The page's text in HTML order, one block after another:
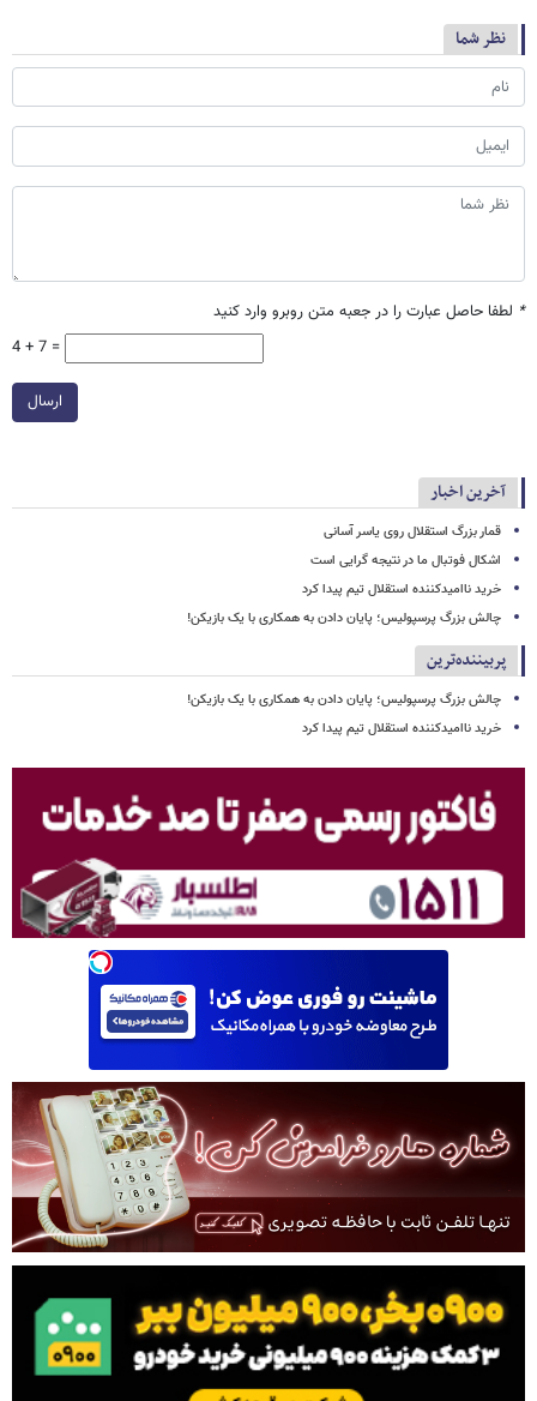
نظر شما
* لطفا حاصل عبارت را در جعبه متن روبرو وارد کنید
4 + 7 =
ارسال
آخرین اخبار
قمار بزرگ استقلال روی یاسر آسانی
اشکال فوتبال ما در نتیجه گرایی است
خرید ناامیدکننده استقلال تیم پیدا کرد
چالش بزرگ پرسپولیس؛ پایان دادن به همکاری با یک بازیکن!
پربیننده‌ترین
چالش بزرگ پرسپولیس؛ پایان دادن به همکاری با یک بازیکن!
خرید ناامیدکننده استقلال تیم پیدا کرد